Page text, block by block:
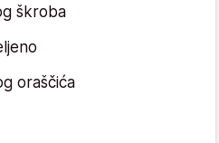
škroba
oraščića